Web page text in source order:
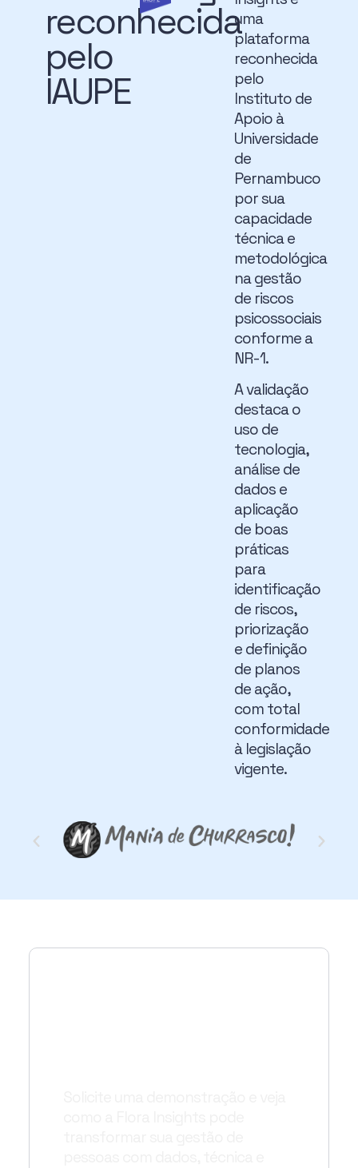
reconhecida
pelo
IAUPE
uma
plataforma
reconhecida
pelo
Instituto de
Apoio à
Universidade
de
Pernambuco
por sua
capacidade
técnica e
metodológica
na gestão
de riscos
psicossociais
conforme a
NR-1.
A validação
destaca o
uso de
tecnologia,
análise de
dados e
aplicação
de boas
práticas
para
identificação
de riscos,
priorização
e definição
de planos
de ação,
com total
conformidade
à legislação
vigente.